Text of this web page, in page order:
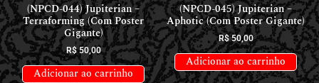
(NPCD-044) Jupiterian –
Terraforming (Com Poster
Gigante)
R$50,00
Adicionar ao carrinho
(NPCD-045) Jupiterian –
Aphotic (Com Poster Gigante)
R$50,00
Adicionar ao carrinho